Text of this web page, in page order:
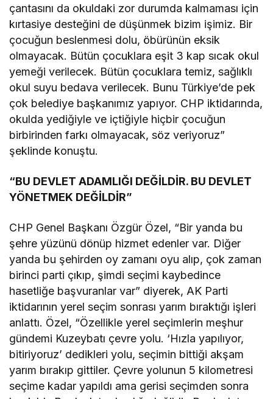
çantasını da okuldaki zor durumda kalmaması için
kırtasiye desteğini de düşünmek bizim işimiz. Bir
çocuğun beslenmesi dolu, öbürünün eksik
olmayacak. Bütün çocuklara eşit 3 kap sıcak okul
yemeği verilecek. Bütün çocuklara temiz, sağlıklı
okul suyu bedava verilecek. Bunu Türkiye’de pek
çok belediye başkanımız yapıyor. CHP iktidarında,
okulda yediğiyle ve içtiğiyle hiçbir çocuğun
birbirinden farkı olmayacak, söz veriyoruz”
şeklinde konuştu.
“BU DEVLET ADAMLIĞI DEĞİLDİR. BU DEVLET
YÖNETMEK DEĞİLDİR”
CHP Genel Başkanı Özgür Özel, “Bir yanda bu
şehre yüzünü dönüp hizmet edenler var. Diğer
yanda bu şehirden oy zamanı oyu alıp, çok zaman
birinci parti çıkıp, şimdi seçimi kaybedince
hasetliğe başvuranlar var” diyerek, AK Parti
iktidarının yerel seçim sonrası yarım bıraktığı işleri
anlattı. Özel, “Özellikle yerel seçimlerin meşhur
gündemi Kuzeybatı çevre yolu. ‘Hızla yapılıyor,
bitiriyoruz’ dedikleri yolu, seçimin bittiği akşam
yarım bırakıp gittiler. Çevre yolunun 5 kilometresi
seçime kadar yapıldı ama gerisi seçimden sonra